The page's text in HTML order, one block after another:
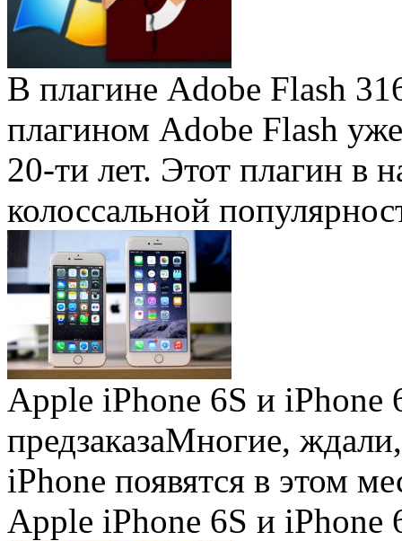
В плагине Adobe Flash
плагином Adobe Flash
20-ти лет. Этот плагин в
колоссальной
Apple iPhone 6S и iPhone
предзаказаМногие, ждали,
iPhone появятся в этом
Apple iPhone 6S и iPhone